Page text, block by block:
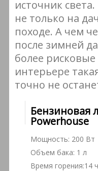
источник
не только на
походе. А чем
после зимней
более
интерьере
точно не
Бензиновая
Powerhouse
Мощность: 200 Вт
Объем бака: 1 л
Время горения:14